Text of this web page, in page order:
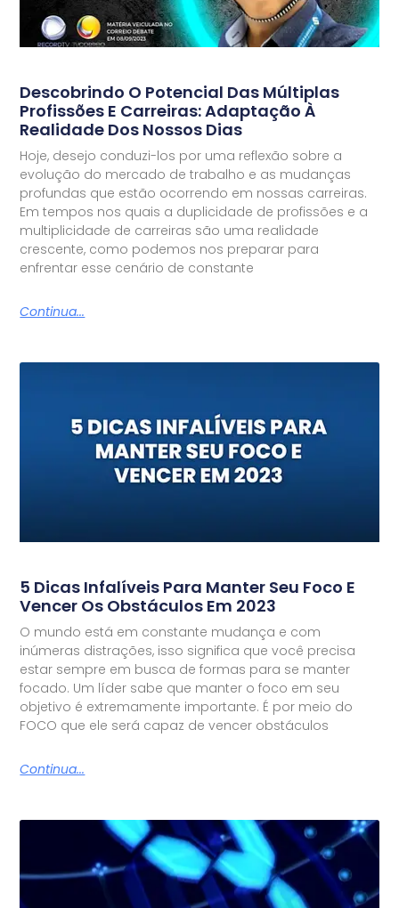
Descobrindo O Potencial Das Múltiplas
Profissões E Carreiras: Adaptação À
Realidade Dos Nossos Dias
Hoje, desejo conduzi-los por uma reflexão sobre a
evolução do mercado de trabalho e as mudanças
profundas que estão ocorrendo em nossas carreiras.
Em tempos nos quais a duplicidade de profissões e a
multiplicidade de carreiras são uma realidade
crescente, como podemos nos preparar para
enfrentar esse cenário de constante
Continua...
5 Dicas Infalíveis Para Manter Seu Foco E
Vencer Os Obstáculos Em 2023
O mundo está em constante mudança e com
inúmeras distrações, isso significa que você precisa
estar sempre em busca de formas para se manter
focado. Um líder sabe que manter o foco em seu
objetivo é extremamente importante. É por meio do
FOCO que ele será capaz de vencer obstáculos
Continua...